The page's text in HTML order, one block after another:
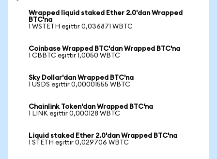
Wrapped liquid staked Ether 2.0'dan Wrapped
BTC'na
1 WSTETH eşittir 0,036871 WBTC
Coinbase Wrapped BTC'dan Wrapped BTC'na
1 CBBTC eşittir 1,0050 WBTC
Sky Dollar'dan Wrapped BTC'na
1 USDS eşittir 0,00001555 WBTC
Chainlink Token'dan Wrapped BTC'na
1 LINK eşittir 0,000128 WBTC
Liquid staked Ether 2.0'dan Wrapped BTC'na
1 STETH eşittir 0,029706 WBTC